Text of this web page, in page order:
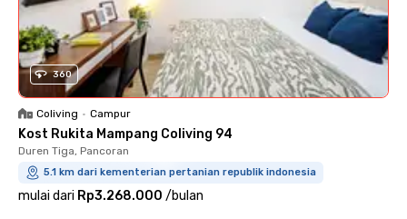
360
Coliving • Campur
Kost Rukita Mampang Coliving 94
Duren Tiga, Pancoran
5.1 km dari kementerian pertanian republik indonesia
mulai dari Rp3.268.000 /bulan